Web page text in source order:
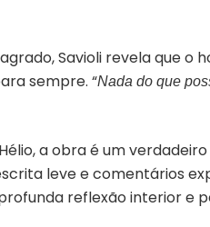
Savioli revela que
sempre. “Nada do que
a obra é um
leve e comentários
reflexão interior e